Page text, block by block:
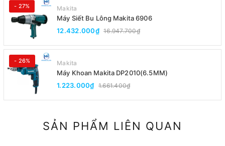
- 27% Makita
Máy Siết Bu Lông Makita 6906
12.432.000₫ 16.947.700₫
- 26% Makita
Máy Khoan Makita DP2010(6.5MM)
1.223.000₫ 1.661.400₫
SẢN PHẨM LIÊN QUAN